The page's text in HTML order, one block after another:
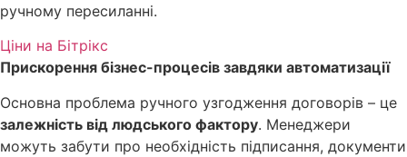
ручному пересиланні.
Ціни на Бітрікс
Прискорення бізнес-процесів завдяки автоматизації
Основна проблема ручного узгодження договорів – це
залежність від людського фактору. Менеджери
можуть забути про необхідність підписання, документи